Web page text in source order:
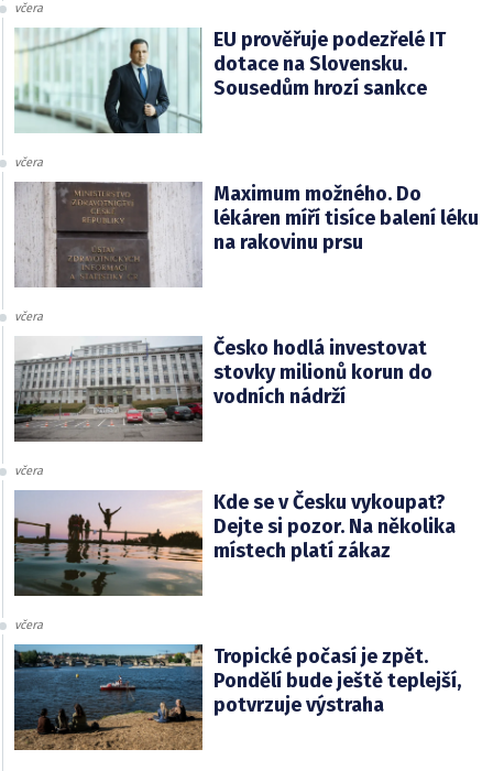
včera
EU prověřuje podezřelé IT
dotace na Slovensku.
Sousedům hrozí sankce
včera
Maximum možného. Do
lékáren míří tisíce balení léku
na rakovinu prsu
včera
Česko hodlá investovat
stovky milionů korun do
vodních nádrží
včera
Kde se v Česku vykoupat?
Dejte si pozor. Na několika
místech platí zákaz
včera
Tropické počasí je zpět.
Pondělí bude ještě teplejší,
potvrzuje výstraha